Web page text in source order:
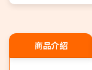
商品介紹